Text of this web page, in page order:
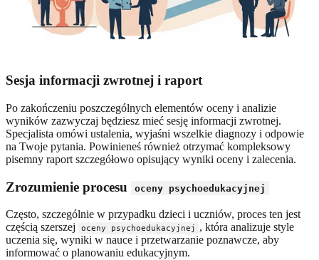
Sesja informacji zwrotnej i raport
Po zakończeniu poszczególnych elementów oceny i analizie
wyników zazwyczaj będziesz mieć sesję informacji zwrotnej.
Specjalista omówi ustalenia, wyjaśni wszelkie diagnozy i odpowie
na Twoje pytania. Powinieneś również otrzymać kompleksowy
pisemny raport szczegółowo opisujący wyniki oceny i zalecenia.
Zrozumienie procesu oceny psychoedukacyjnej
Często, szczególnie w przypadku dzieci i uczniów, proces ten jest
częścią szerszej
oceny psychoedukacyjnej
, która analizuje style
uczenia się, wyniki w nauce i przetwarzanie poznawcze, aby
informować o planowaniu edukacyjnym.